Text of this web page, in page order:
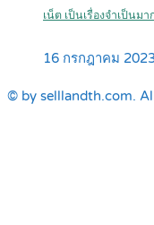
เน็ต เป็นเรื่องจำเป็นม
16 กรกฎาคม
© by selllandth.com.